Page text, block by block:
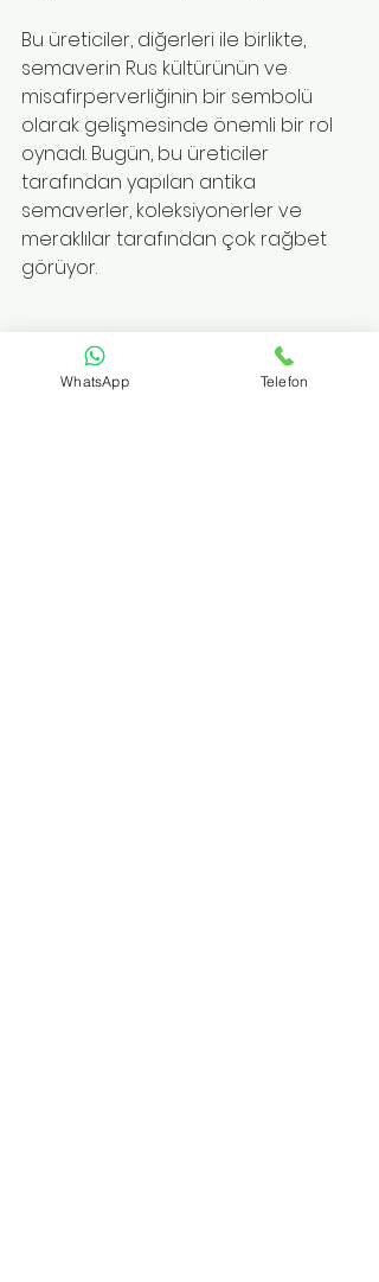
Bu üreticiler, diğerleri ile birlikte,
semaverin Rus kültürünün ve
misafirperverliğinin bir sembolü
olarak gelişmesinde önemli bir rol
oynadı. Bugün, bu üreticiler
tarafından yapılan antika
semaverler, koleksiyonerler ve
meraklılar tarafından çok rağbet
görüyor.
WhatsApp Telefon